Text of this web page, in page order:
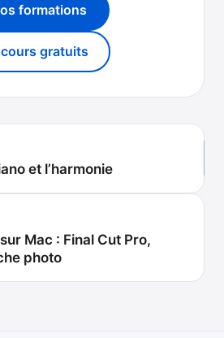
formations
gratuits
et l’harmonie
Mac : Final Cut Pro,
photo